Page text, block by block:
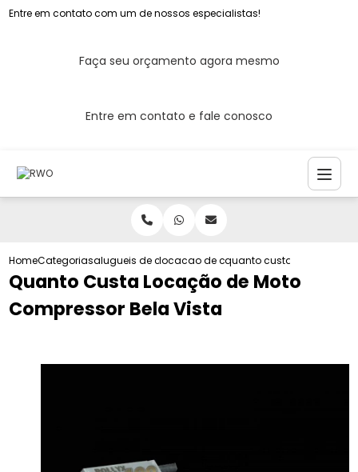
Entre em contato com um de nossos especialistas!
Faça seu orçamento agora mesmo
Entre em contato e fale conosco
HomeCategoriasalugueis de compressores de ar
locacao de compressor de ar para
quanto custa locacao de
Quanto Custa Locação de Moto
Compressor Bela Vista